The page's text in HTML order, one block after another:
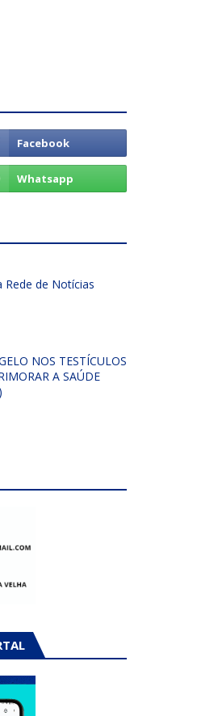
Rede de Notícias
NOS TESTÍCULOS
A SAÚDE